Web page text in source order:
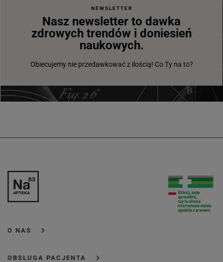
NEWSLETTER
Nasz newsletter to dawka
zdrowych trendów i doniesień
naukowych.
Obiecujemy nie przedawkować z ilością! Co Ty na to?
O NAS
OBSŁUGA PACJENTA